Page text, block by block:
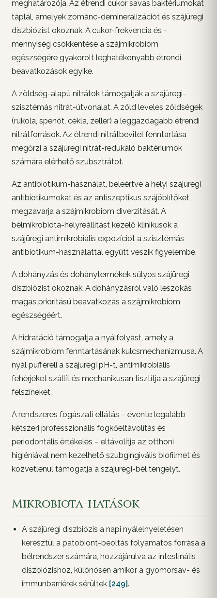
meghatározója. Az étrendi cukor savas baktériumokat
táplál, amelyek zománc-demineralizációt és szájüregi
diszbiózist okoznak. A cukor-frekvencia és -
mennyiség csökkentése a szájmikrobiom
egészségére gyakorolt leghatékonyabb étrendi
beavatkozások egyike.
A zöldség-alapú nitrátok támogatják a szájüregi-
szisztémás nitrát-útvonalat. A zöld leveles zöldségek
(rukola, spenót, cékla, zeller) a leggazdagabb étrendi
nitrátforrások. Az étrendi nitrátbevitel fenntartása
megőrzi a szájüregi nitrát-redukáló baktériumok
számára elérhető szubsztrátot.
Az antibiotikum-használat, beleértve a helyi szájüregi
antibiotikumokat és az antiszeptikus szájöblítőket,
megzavarja a szájmikrobiom diverzitását. A
bélmikrobiota-helyreállítást kezelő klinikusok a
szájüregi antimikrobiális expozíciót a szisztémás
antibiotikum-használattal együtt veszik figyelembe.
A dohányzás és dohánytermékek súlyos szájüregi
diszbiózist okoznak. A dohányzásról való leszokás
magas prioritású beavatkozás a szájmikrobiom
egészségéért.
A hidratáció támogatja a nyálfolyást, amely a
szájmikrobiom fenntartásának kulcsmechanizmusa. A
nyál puffereli a szájüregi pH-t, antimikrobiális
fehérjéket szállít és mechanikusan tisztítja a szájüregi
felszíneket.
A rendszeres fogászati ellátás – évente legalább
kétszeri professzionális fogkőeltávolítás és
periodontális értékelés – eltávolítja az otthoni
higiéniával nem kezelhető szubgingivális biofilmet és
közvetlenül támogatja a szájüregi-bél tengelyt.
Mikrobiota-hatások
A szájüregi diszbiózis a napi nyálelnyeletésen
keresztül a patobiont-beoltás folyamatos forrása a
bélrendszer számára, hozzájárulva az intestinális
diszbiózishoz, különösen amikor a gyomorsav- és
immunbarriérek sérültek [249].